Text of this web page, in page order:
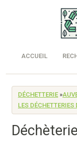
ACCUEIL
DÉCHETTERIE »
LES